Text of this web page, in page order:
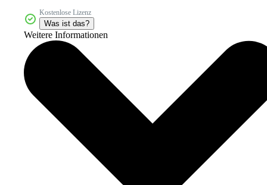
Kostenlose Lizenz
Was ist das?
Weitere Informationen